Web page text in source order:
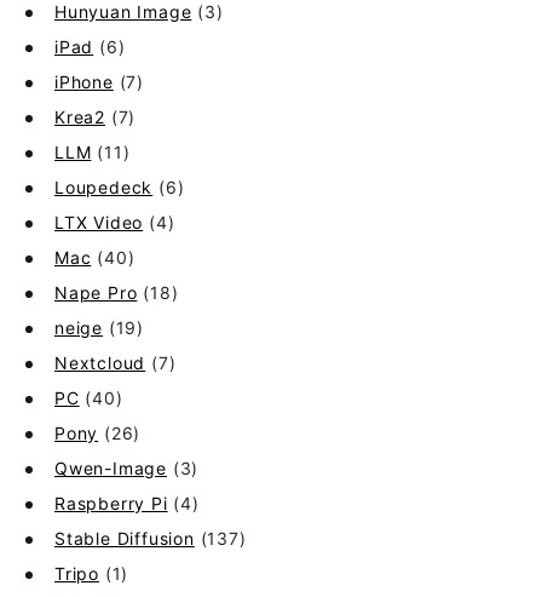
Hunyuan Image (3)
iPad (6)
iPhone (7)
Krea2 (7)
LLM (11)
Loupedeck (6)
LTX Video (4)
Mac (40)
Nape Pro (18)
neige (19)
Nextcloud (7)
PC (40)
Pony (26)
Qwen-Image (3)
Raspberry Pi (4)
Stable Diffusion (137)
Tripo (1)